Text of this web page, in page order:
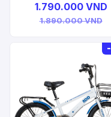
1.790.000 VND
1.890.000 VND
-